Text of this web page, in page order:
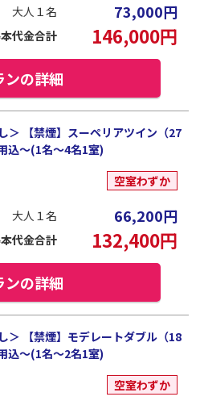
大人１名 73,000円
代金合計 146,000円
ンの詳細
＞ 【禁煙】スーペリアツイン（27
込～(1名～4名1室)
空室わずか
大人１名 66,200円
代金合計 132,400円
ンの詳細
＞ 【禁煙】モデレートダブル（18
込～(1名～2名1室)
空室わずか